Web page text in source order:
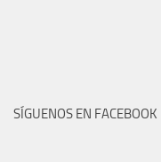
SÍGUENOS EN FACEBOOK